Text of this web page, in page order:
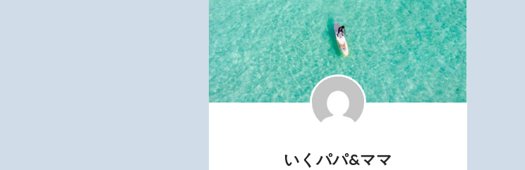
いくパパ&ママ